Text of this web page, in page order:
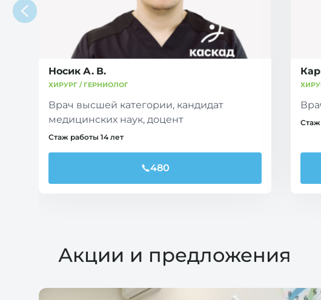
Носик А. В.
ХИРУРГ / ГЕРНИОЛОГ
Врач высшей категории, кандидат
медицинских наук, доцент
Стаж работы 14 лет
480
Стаж
Акции и предложения